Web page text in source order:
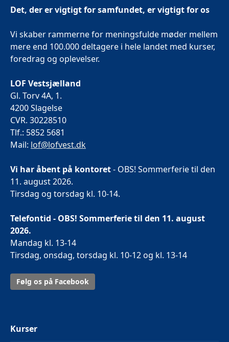
Det, der er vigtigt for samfundet, er vigtigt for os
Vi skaber rammerne for meningsfulde møder mellem
mere end 100.000 deltagere i hele landet med kurser,
foredrag og oplevelser.
LOF Vestsjælland
Gl. Torv 4A, 1.
4200 Slagelse
CVR. 30228510
Tlf.: 5852 5681
Mail: lof@lofvest.dk
Vi har åbent på kontoret- OBS! Sommerferie til den
11. august 2026.
Tirsdag og torsdag kl. 10-14.
Telefontid - OBS! Sommerferie til den 11. august
2026.
Mandag kl. 13-14
Tirsdag, onsdag, torsdag kl. 10-12 og kl. 13-14
Følg os på Facebook
Kurser